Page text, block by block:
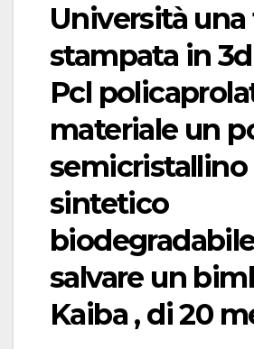
Università una
stampata in
Pcl
materiale un
semicristallino
sintetico
salvare un
Kaiba , di 20